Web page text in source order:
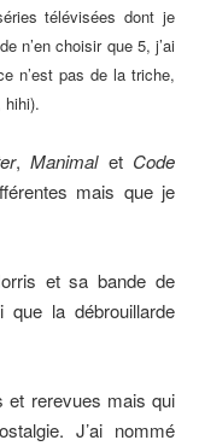
télévisées dont je
n’en choisir que 5, j’ai
n’est pas de la triche,
hihi).
,Manimalet Code
mais que je
et sa bande de
la débrouillarde
et rerevues mais qui
J’ai nommé